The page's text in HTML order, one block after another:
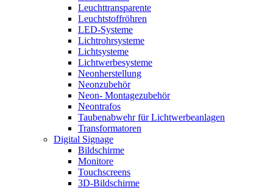
Leuchttransparente
Leuchtstoffröhren
LED-Systeme
Lichtrohrsysteme
Lichtsysteme
Lichtwerbesysteme
Neonherstellung
Neonzubehör
Neon- Montagezubehör
Neontrafos
Taubenabwehr für Lichtwerbeanlagen
Transformatoren
Digital Signage
Bildschirme
Monitore
Touchscreens
3D-Bildschirme